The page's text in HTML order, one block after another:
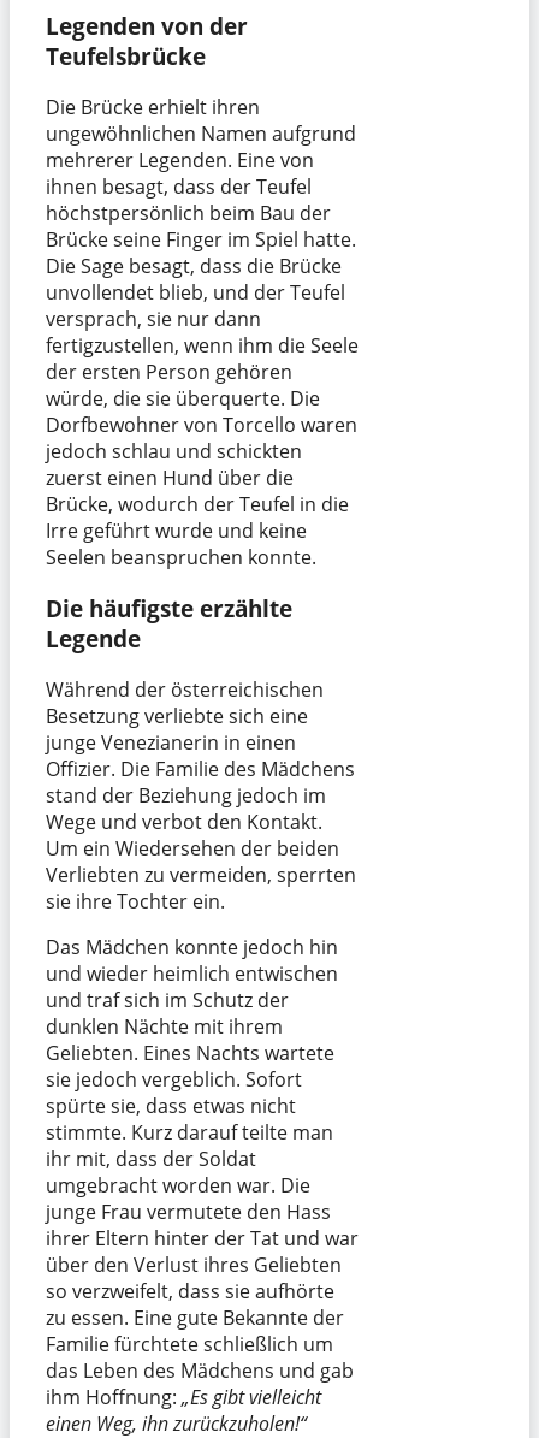
Legenden von der
Teufelsbrücke
Die Brücke erhielt ihren
ungewöhnlichen Namen aufgrund
mehrerer Legenden. Eine von
ihnen besagt, dass der Teufel
höchstpersönlich beim Bau der
Brücke seine Finger im Spiel hatte.
Die Sage besagt, dass die Brücke
unvollendet blieb, und der Teufel
versprach, sie nur dann
fertigzustellen, wenn ihm die Seele
der ersten Person gehören
würde, die sie überquerte. Die
Dorfbewohner von Torcello waren
jedoch schlau und schickten
zuerst einen Hund über die
Brücke, wodurch der Teufel in die
Irre geführt wurde und keine
Seelen beanspruchen konnte.
Die häufigste erzählte
Legende
Während der österreichischen
Besetzung verliebte sich eine
junge Venezianerin in einen
Offizier. Die Familie des Mädchens
stand der Beziehung jedoch im
Wege und verbot den Kontakt.
Um ein Wiedersehen der beiden
Verliebten zu vermeiden, sperrten
sie ihre Tochter ein.
Das Mädchen konnte jedoch hin
und wieder heimlich entwischen
und traf sich im Schutz der
dunklen Nächte mit ihrem
Geliebten. Eines Nachts wartete
sie jedoch vergeblich. Sofort
spürte sie, dass etwas nicht
stimmte. Kurz darauf teilte man
ihr mit, dass der Soldat
umgebracht worden war. Die
junge Frau vermutete den Hass
ihrer Eltern hinter der Tat und war
über den Verlust ihres Geliebten
so verzweifelt, dass sie aufhörte
zu essen. Eine gute Bekannte der
Familie fürchtete schließlich um
das Leben des Mädchens und gab
ihm Hoffnung: „Es gibt vielleicht
einen Weg, ihn zurückzuholen!“